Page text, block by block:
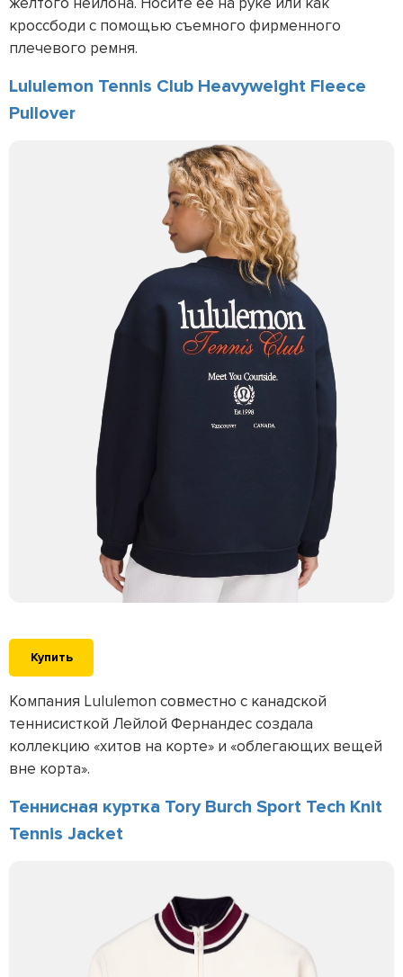
кроссбоди с помощью съемного фирменного
плечевого ремня.
Lululemon Tennis Club Heavyweight Fleece
Pullover
Купить
Компания Lululemon совместно с канадской
теннисисткой Лейлой Фернандес создала
коллекцию «хитов на корте» и «облегающих вещей
вне корта».
Теннисная куртка Tory Burch Sport Tech Knit
Tennis Jacket